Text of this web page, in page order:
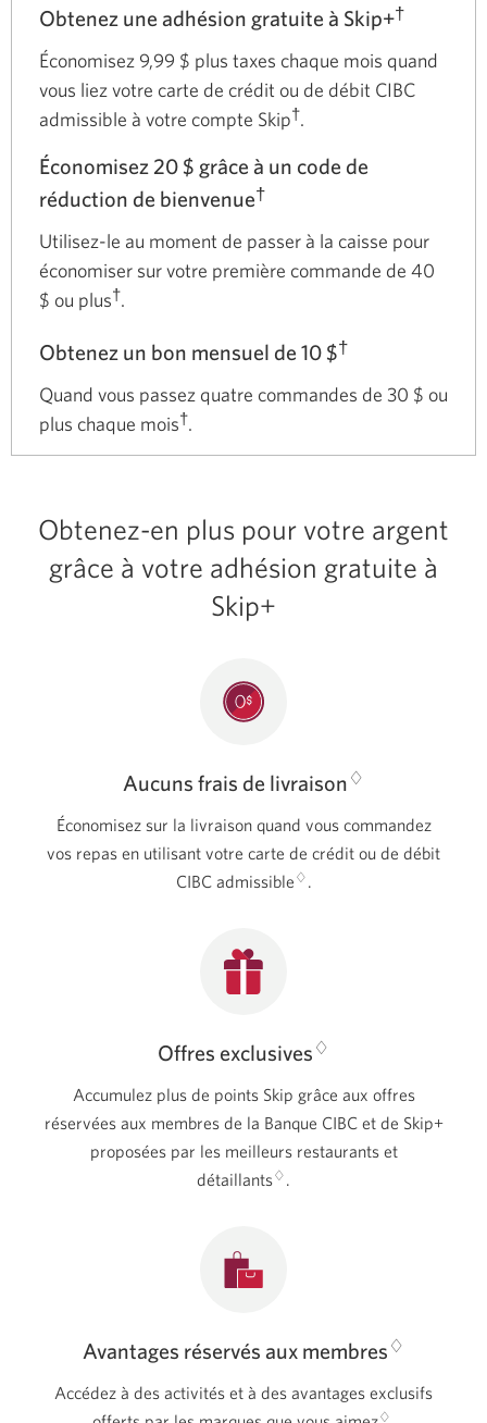
Obtenez une adhésion gratuite à Skip+†
Économisez 9,99 $ plus taxes chaque mois quand
vous liez votre carte de crédit ou de débit CIBC
admissible à votre compte Skip†.
Économisez 20 $ grâce à un code de
réduction de bienvenue†
Utilisez-le au moment de passer à la caisse pour
économiser sur votre première commande de 40
$ ou plus†.
Obtenez un bon mensuel de 10 $†
Quand vous passez quatre commandes de 30 $ ou
plus chaque mois†.
Obtenez-en plus pour votre argent
grâce à votre adhésion gratuite à
Skip+
Aucuns frais de livraison ♢
Économisez sur la livraison quand vous commandez
vos repas en utilisant votre carte de crédit ou de débit
CIBC admissible♢.
Offres exclusives ♢
Accumulez plus de points Skip grâce aux offres
réservées aux membres de la Banque CIBC et de Skip+
proposées par les meilleurs restaurants et
détaillants♢.
Avantages réservés aux membres ♢
Accédez à des activités et à des avantages exclusifs
♢